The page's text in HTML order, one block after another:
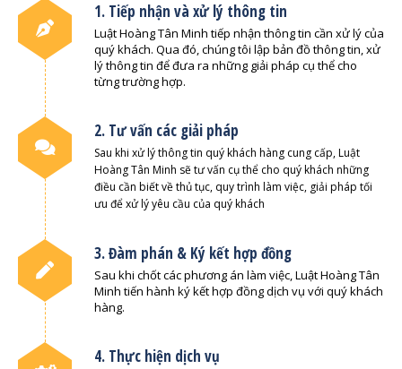
1. Tiếp nhận và xử lý thông tin
Luật Hoàng Tân Minh tiếp nhận thông tin cần xử lý của
quý khách. Qua đó, chúng tôi lập bản đồ thông tin, xử
lý thông tin để đưa ra những giải pháp cụ thể cho
từng trường hợp.
2. Tư vấn các giải pháp
Sau khi xử lý thông tin quý khách hàng cung cấp, Luật
Hoàng Tân Minh sẽ tư vấn cụ thể cho quý khách những
điều cần biết về thủ tục, quy trình làm việc, giải pháp tối
ưu để xử lý yêu cầu của quý khách
3. Đàm phán & Ký kết hợp đồng
Sau khi chốt các phương án làm việc, Luật Hoàng Tân
Minh tiến hành ký kết hợp đồng dịch vụ với quý khách
hàng.
4. Thực hiện dịch vụ